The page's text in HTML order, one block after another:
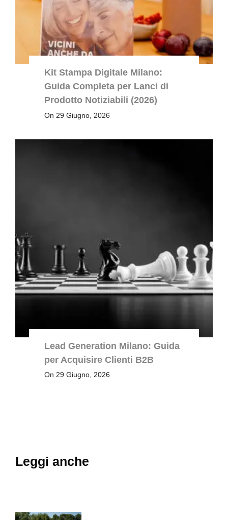
Kit Stampa Digitale Milano:
Guida Completa per Lanci di
Prodotto Notiziabili (2026)
On 29 Giugno, 2026
Lead Generation Milano: Guida
per Acquisire Clienti B2B
On 29 Giugno, 2026
Leggi anche